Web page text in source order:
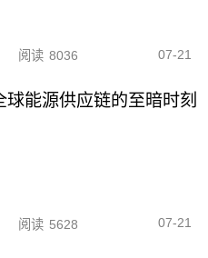
阅读 8036 07-21
能源供应链的至暗时刻
阅读 5628 07-21